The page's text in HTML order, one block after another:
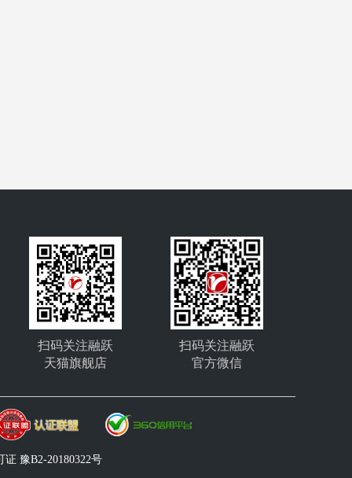
扫码关注融跃
天猫旗舰店
扫码关注融跃
官方微信
豫B2-20180322号